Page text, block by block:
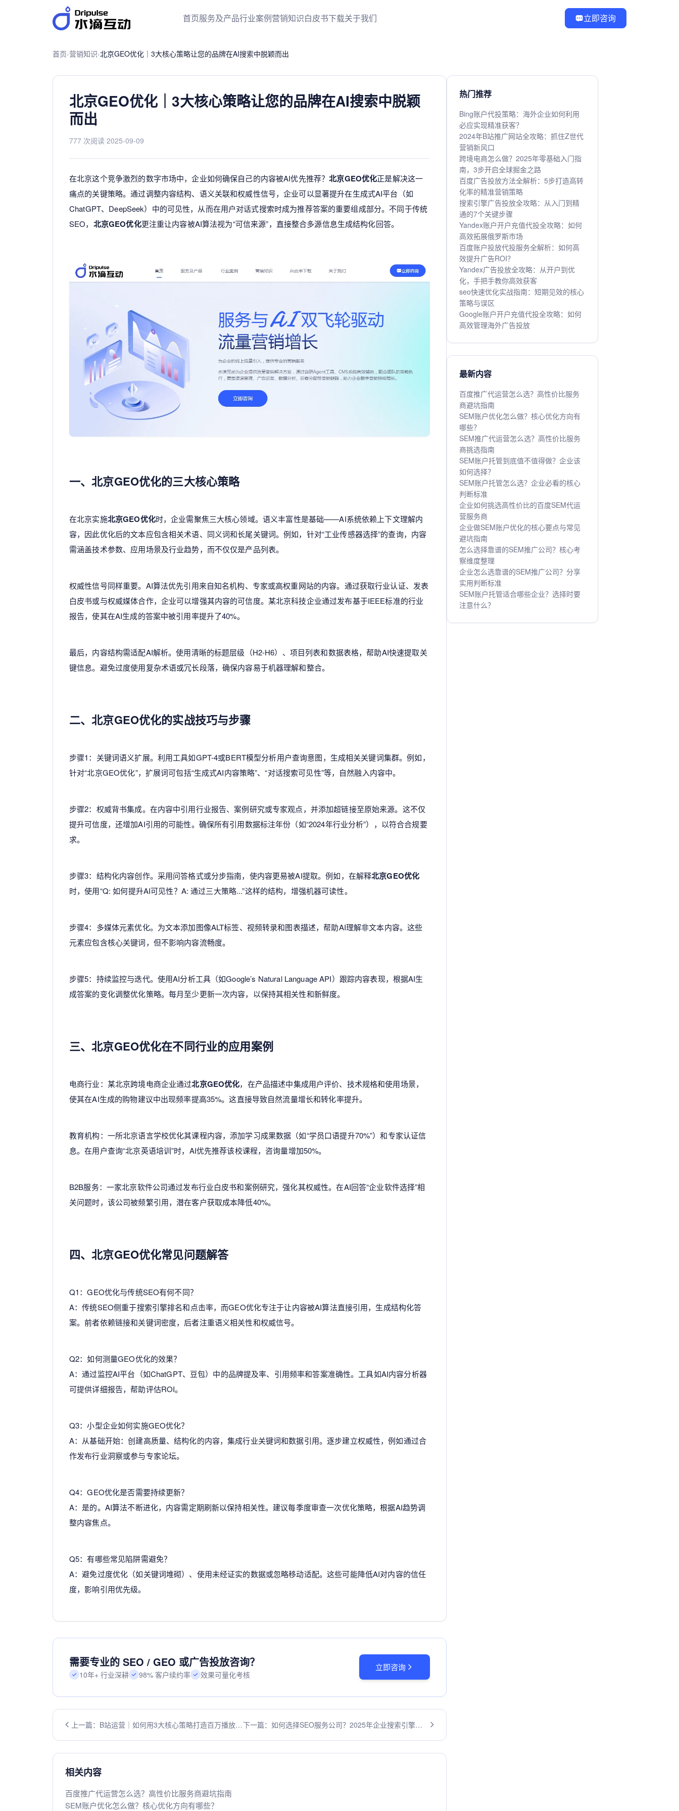
首页服务及产品行业案例营销知识白皮书下载关于我们 立即咨询
首页›营销知识›北京GEO优化｜3大核心策略让您的品牌在AI搜索中脱颖而出
北京GEO优化｜3大核心策略让您的品牌在AI搜索中脱颖
而出
777 次阅读 2025-09-09
在北京这个竞争激烈的数字市场中，企业如何确保自己的内容被AI优先推荐？北京GEO优化正是解决这一
痛点的关键策略。通过调整内容结构、语义关联和权威性信号，企业可以显著提升在生成式AI平台（如
ChatGPT、DeepSeek）中的可见性，从而在用户对话式搜索时成为推荐答案的重要组成部分。不同于传统
SEO， 北京GEO优化更注重让内容被AI算法视为“可信来源”，直接整合多源信息生成结构化回答。
一、北京GEO优化的三大核心策略
在北京实施北京GEO优化时，企业需聚焦三大核心领域。语义丰富性是基础——AI系统依赖上下文理解内
容，因此优化后的文本应包含相关术语、同义词和长尾关键词。例如，针对“工业传感器选择”的查询，内容
需涵盖技术参数、应用场景及行业趋势，而不仅仅是产品列表。
权威性信号同样重要。AI算法优先引用来自知名机构、专家或高权重网站的内容。通过获取行业认证、发表
白皮书或与权威媒体合作，企业可以增强其内容的可信度。某北京科技企业通过发布基于IEEE标准的行业
报告，使其在AI生成的答案中被引用率提升了40%。
最后，内容结构需适配AI解析。使用清晰的标题层级（H2-H6）、项目列表和数据表格，帮助AI快速提取关
键信息。避免过度使用复杂术语或冗长段落，确保内容易于机器理解和整合。
二、北京GEO优化的实战技巧与步骤
步骤1：关键词语义扩展。利用工具如GPT-4或BERT模型分析用户查询意图，生成相关关键词集群。例如，
针对“北京GEO优化”，扩展词可包括“生成式AI内容策略”、“对话搜索可见性”等，自然融入内容中。
步骤2：权威背书集成。在内容中引用行业报告、案例研究或专家观点，并添加超链接至原始来源。这不仅
提升可信度，还增加AI引用的可能性。确保所有引用数据标注年份（如“2024年行业分析”），以符合合规要
求。
步骤3：结构化内容创作。采用问答格式或分步指南，使内容更易被AI提取。例如，在解释北京GEO优化
时，使用“Q: 如何提升AI可见性？A: 通过三大策略...”这样的结构，增强机器可读性。
步骤4：多媒体元素优化。为文本添加图像ALT标签、视频转录和图表描述，帮助AI理解非文本内容。这些
元素应包含核心关键词，但不影响内容流畅度。
步骤5：持续监控与迭代。使用AI分析工具（如Google’s Natural Language API）跟踪内容表现，根据AI生
成答案的变化调整优化策略。每月至少更新一次内容，以保持其相关性和新鲜度。
三、北京GEO优化在不同行业的应用案例
电商行业：某北京跨境电商企业通过北京GEO优化，在产品描述中集成用户评价、技术规格和使用场景，
使其在AI生成的购物建议中出现频率提高35%。这直接导致自然流量增长和转化率提升。
教育机构：一所北京语言学校优化其课程内容，添加学习成果数据（如“学员口语提升70%”）和专家认证信
息。在用户查询“北京英语培训”时，AI优先推荐该校课程，咨询量增加50%。
B2B服务：一家北京软件公司通过发布行业白皮书和案例研究，强化其权威性。在AI回答“企业软件选择”相
关问题时，该公司被频繁引用，潜在客户获取成本降低40%。
四、北京GEO优化常见问题解答
Q1：GEO优化与传统SEO有何不同？
A：传统SEO侧重于搜索引擎排名和点击率，而GEO优化专注于让内容被AI算法直接引用，生成结构化答
案。前者依赖链接和关键词密度，后者注重语义相关性和权威信号。
Q2：如何测量GEO优化的效果？
A：通过监控AI平台（如ChatGPT、豆包）中的品牌提及率、引用频率和答案准确性。工具如AI内容分析器
可提供详细报告，帮助评估ROI。
Q3：小型企业如何实施GEO优化？
A：从基础开始：创建高质量、结构化的内容，集成行业关键词和数据引用。逐步建立权威性，例如通过合
作发布行业洞察或参与专家论坛。
Q4：GEO优化是否需要持续更新？
A：是的。AI算法不断进化，内容需定期刷新以保持相关性。建议每季度审查一次优化策略，根据AI趋势调
整内容焦点。
Q5：有哪些常见陷阱需避免？
A：避免过度优化（如关键词堆砌）、使用未经证实的数据或忽略移动适配。这些可能降低AI对内容的信任
度，影响引用优先级。
需要专业的 SEO / GEO 或广告投放咨询？
10年+ 行业深耕 98% 客户续约率 效果可量化考核
立即咨询
上一篇：B站运营｜如何用3大核心策略打造百万播放爆下一篇：如何选择SEO服务公司？2025年企业搜索引擎优
相关内容
百度推广代运营怎么选？高性价比服务商避坑指南
SEM账户优化怎么做？核心优化方向有哪些？
热门推荐
Bing账户代投策略：海外企业如何利用
必应实现精准获客？
2024年B站推广网站全攻略：抓住Z世代
营销新风口
跨境电商怎么做？2025年零基础入门指
南，3步开启全球掘金之路
百度广告投放方法全解析：5步打造高转
化率的精准营销策略
搜索引擎广告投放全攻略：从入门到精
通的7个关键步骤
Yandex账户开户充值代投全攻略：如何
高效拓展俄罗斯市场
百度账户投放代投服务全解析：如何高
效提升广告ROI？
Yandex广告投放全攻略：从开户到优
化，手把手教你高效获客
seo快速优化实战指南：短期见效的核心
策略与误区
Google账户开户充值代投全攻略：如何
高效管理海外广告投放
最新内容
百度推广代运营怎么选？高性价比服务
商避坑指南
SEM账户优化怎么做？核心优化方向有
哪些？
SEM推广代运营怎么选？高性价比服务
商挑选指南
SEM账户托管到底值不值得做？企业该
如何选择？
SEM账户托管怎么选？企业必看的核心
判断标准
企业如何挑选高性价比的百度SEM代运
营服务商
企业做SEM账户优化的核心要点与常见
避坑指南
怎么选择靠谱的SEM推广公司？核心考
察维度整理
企业怎么选靠谱的SEM推广公司？分享
实用判断标准
SEM账户托管适合哪些企业？选择时要
注意什么？